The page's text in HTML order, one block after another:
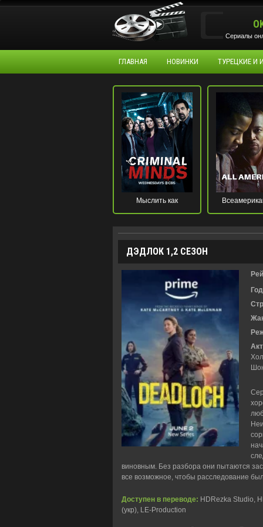
Сериалы
ГЛАВНАЯ НОВИНКИ ТУРЕЦКИЕ И
Мыслить как
преступник
ДЭДЛОК 1,2 СЕЗОН
виновным. Без разбора они пытаются
все возможное, чтобы расследование
Доступен в переводе: HDRezka Studio,
(укр), LE-Production